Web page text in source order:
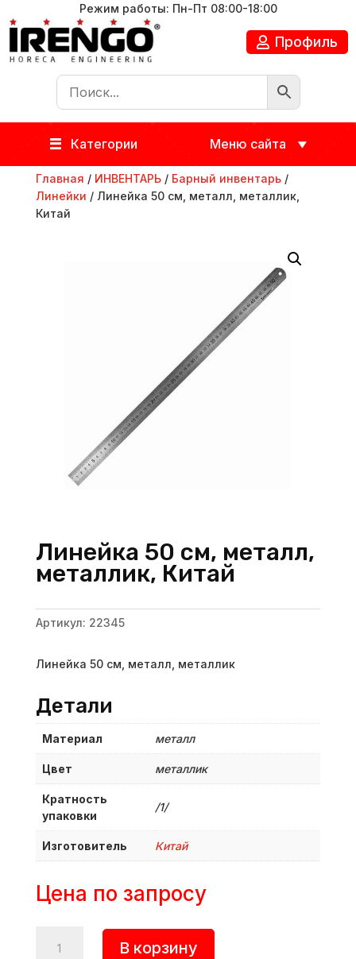
Режим работы: Пн-Пт 08:00-18:00
Профиль
Категории Меню сайта
Главная / ИНВЕНТАРЬ/ Барный инвентарь/
Линейки / Линейка 50 см, металл, металлик,
Китай
Линейка 50 см, металл,
металлик, Китай
Артикул: 22345
Линейка 50 см, металл, металлик
Детали
Материал металл
Цвет металлик
Кратность
упаковки
/1/
Изготовитель Китай
Цена по запросу
товара
В корзину